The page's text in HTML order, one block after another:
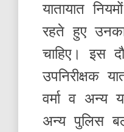
यातायात
रहते हुए
चाहिए। इस
उपनिरीक्षक
वर्मा व अन्य
अन्य पुलिस